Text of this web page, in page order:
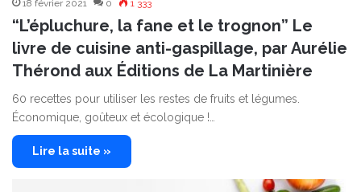
18 février 2021 0 1 333
“L’épluchure, la fane et le trognon” Le
livre de cuisine anti-gaspillage, par Aurélie
Thérond aux Éditions de La Martinière
60 recettes pour utiliser les restes de fruits et légumes.
Économique, goûteux et écologique !…
Lire la suite »